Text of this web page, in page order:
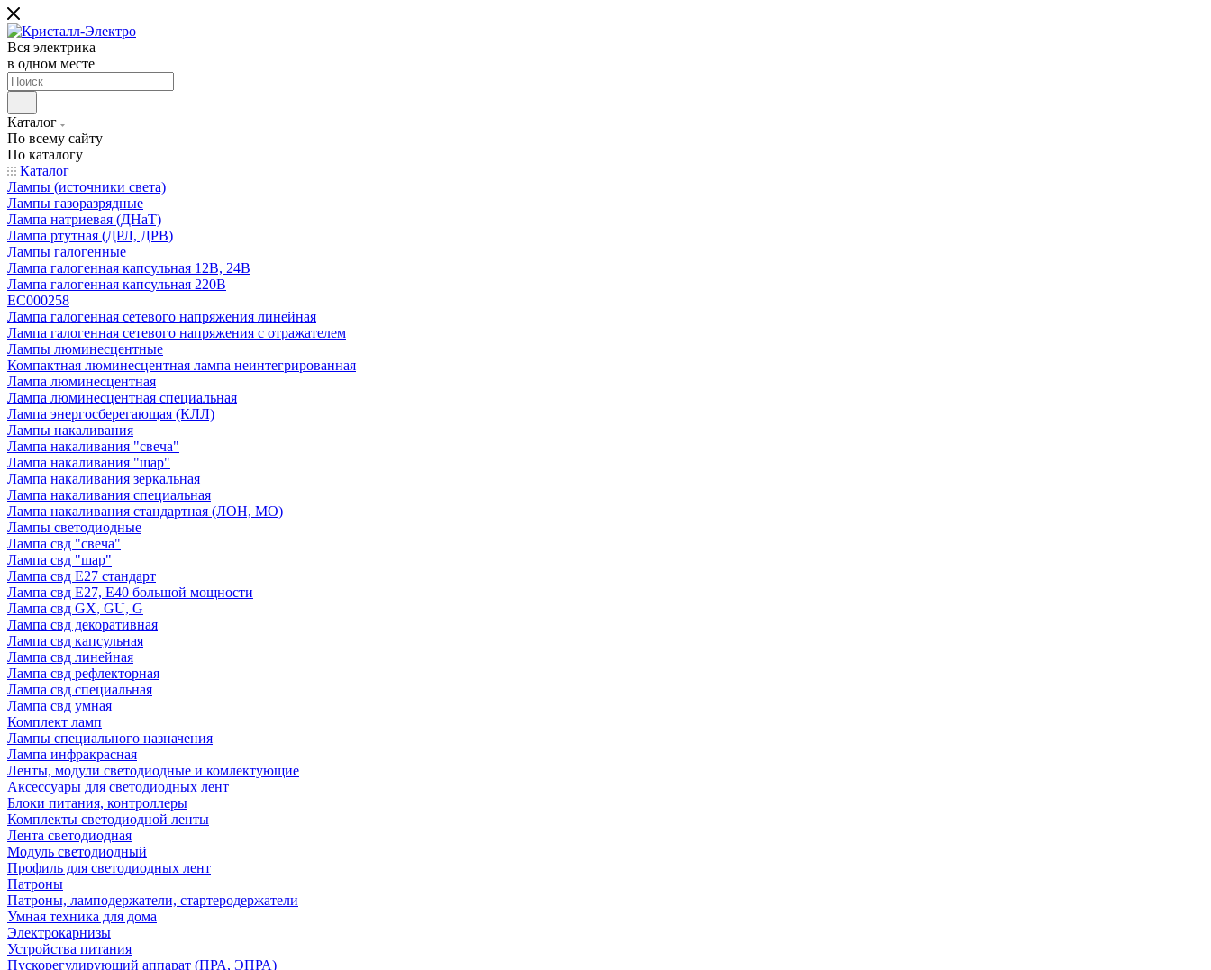
Вся электрика
в одном месте
Каталог
По всему сайту
По каталогу
Каталог
Лампы (источники света)
Лампы газоразрядные
Лампа натриевая (ДНаТ)
Лампа ртутная (ДРЛ, ДРВ)
Лампы галогенные
Лампа галогенная капсульная 12В, 24В
Лампа галогенная капсульная 220В
EC000258
Лампа галогенная сетевого напряжения линейная
Лампа галогенная сетевого напряжения с отражателем
Лампы люминесцентные
Компактная люминесцентная лампа неинтегрированная
Лампа люминесцентная
Лампа люминесцентная специальная
Лампа энергосберегающая (КЛЛ)
Лампы накаливания
Лампа накаливания "свеча"
Лампа накаливания "шар"
Лампа накаливания зеркальная
Лампа накаливания специальная
Лампа накаливания стандартная (ЛОН, МО)
Лампы светодиодные
Лампа свд "свеча"
Лампа свд "шар"
Лампа свд E27 стандарт
Лампа свд E27, Е40 большой мощности
Лампа свд GX, GU, G
Лампа свд декоративная
Лампа свд капсульная
Лампа свд линейная
Лампа свд рефлекторная
Лампа свд специальная
Лампа свд умная
Комплект ламп
Лампы специального назначения
Лампа инфракрасная
Ленты, модули светодиодные и комлектующие
Аксессуары для светодиодных лент
Блоки питания, контроллеры
Комплекты светодиодной ленты
Лента светодиодная
Модуль светодиодный
Профиль для светодиодных лент
Патроны
Патроны, ламподержатели, стартеродержатели
Умная техника для дома
Электрокарнизы
Устройства питания
Пускорегулирующий аппарат (ПРА, ЭПРА)